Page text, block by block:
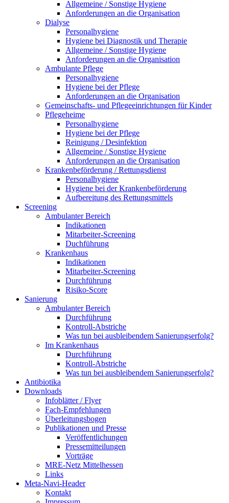
Allgemeine / Sonstige Hygiene
Anforderungen an die Organisation
Dialyse
Personalhygiene
Hygiene bei Diagnostik und Therapie
Allgemeine / Sonstige Hygiene
Anforderungen an die Organisation
Ambulante Pflege
Personalhygiene
Hygiene bei der Pflege
Anforderungen an die Organisation
Gemeinschafts- und Pflegeeinrichtungen für Kinder
Pflegeheime
Personalhygiene
Hygiene bei der Pflege
Reinigung / Desinfektion
Allgemeine / Sonstige Hygiene
Anforderungen an die Organisation
Krankenbeförderung / Rettungsdienst
Personalhygiene
Hygiene bei der Krankenbeförderung
Aufbereitung des Rettungsmittels
Screening
Ambulanter Bereich
Indikationen
Mitarbeiter-Screening
Duchführung
Krankenhaus
Indikationen
Mitarbeiter-Screening
Durchführung
Risiko-Score
Sanierung
Ambulanter Bereich
Durchführung
Kontroll-Abstriche
Was tun bei ausbleibendem Sanierungserfolg?
Im Krankenhaus
Durchführung
Kontroll-Abstriche
Was tun bei ausbleibendem Sanierungserfolg?
Antibiotika
Downloads
Infoblätter / Flyer
Fach-Empfehlungen
Überleitungsbogen
Publikationen und Presse
Veröffentlichungen
Pressemitteilungen
Vorträge
MRE-Netz Mittelhessen
Links
Meta-Navi-Header
Kontakt